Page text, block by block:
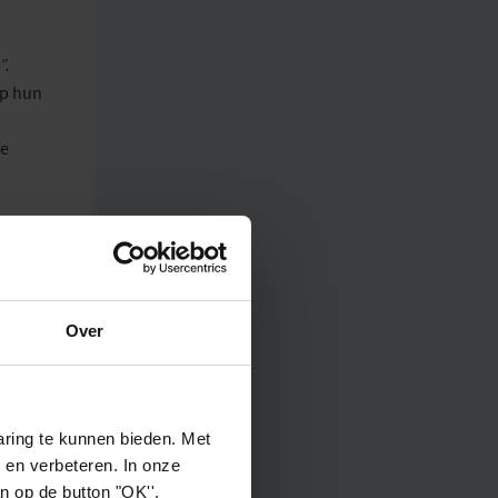
Over
te kunnen bieden. Met
verbeteren. In onze
op de button "OK''.
hun
het